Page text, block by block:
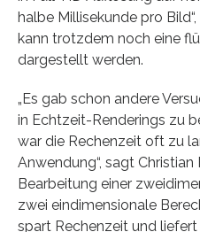
halbe Millisekunde pro
kann trotzdem noch eine
dargestellt werden.
„Es gab schon andere
in Echtzeit-Renderings zu
war die Rechenzeit oft zu
Anwendung“, sagt Christian
Bearbeitung einer
zwei eindimensionale
spart Rechenzeit und